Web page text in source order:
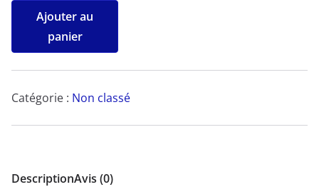
quantité
Paresse
démocratique !
Enquête
Exclusive
Ajouter au
panier
Catégorie : Non classé
DescriptionAvis (0)